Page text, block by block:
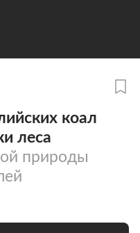
коал
леса
природы